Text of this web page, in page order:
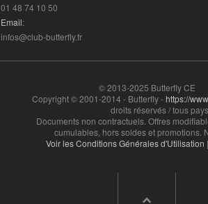
01 48 74 10 50
Email:
infos@club-butterfly.fr
© 2013-2025 Butterfly CE
Copyright © 2001-2014 - Butterfly -https://
droits réservés / tous
Documents non contractuels. Offres
cumulables, hors soldes et promotions.
Voir les Conditions Générales d'Utilisation